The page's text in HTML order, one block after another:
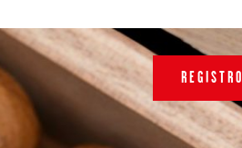
REGISTRO